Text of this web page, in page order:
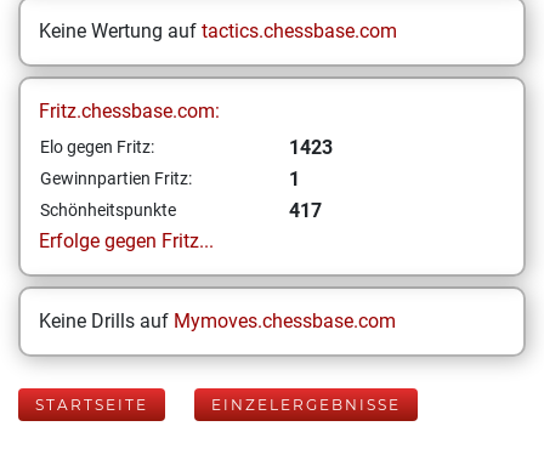
Keine Wertung auf tactics.chessbase.com
Fritz.chessbase.com:
Elo gegen Fritz: 1423
Gewinnpartien Fritz: 1
Schönheitspunkte
417
Erfolge gegen Fritz...
Keine Drills auf Mymoves.chessbase.com
STARTSEITE EINZELERGEBNISSE